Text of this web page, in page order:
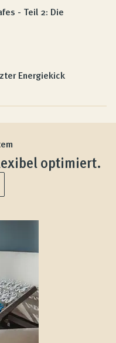
- Teil 2: Die
Energiekick
optimiert.